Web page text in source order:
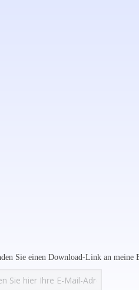
Sie einen Download-Link an meine